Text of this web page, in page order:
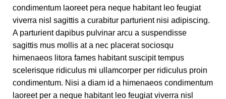
condimentum laoreet pera neque habitant leo feugiat
viverra nisl sagittis a curabitur parturient nisi adipiscing.
A parturient dapibus pulvinar arcu a suspendisse
sagittis mus mollis at a nec placerat sociosqu
himenaeos litora fames habitant suscipit tempus
scelerisque ridiculus mi ullamcorper per ridiculus proin
condimentum. Nisi a diam id a himenaeos condimentum
laoreet per a neque habitant leo feugiat viverra nisl